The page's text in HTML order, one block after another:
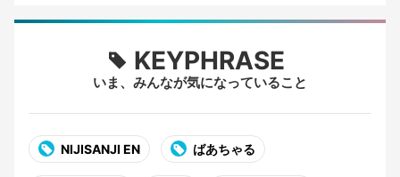
KEYPHRASE
いま、みんなが気になっていること
NIJISANJI EN ばあちゃる